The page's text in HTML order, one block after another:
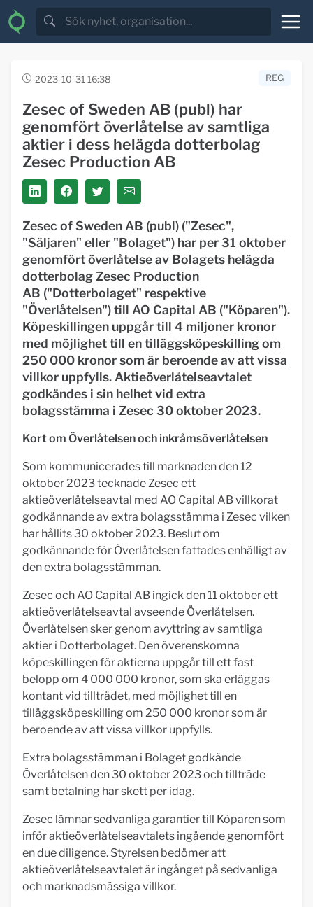
2023-10-31 16:38 REG
Zesec of Sweden AB (publ) har
genomfört överlåtelse av samtliga
aktier i dess helägda dotterbolag
Zesec Production AB
Zesec of Sweden AB (publ) ("Zesec",
"Säljaren" eller "Bolaget") har per 31 oktober
genomfört överlåtelse av Bolagets helägda
dotterbolag Zesec Production
AB ("Dotterbolaget" respektive
"Överlåtelsen") till AO Capital AB ("Köparen").
Köpeskillingen uppgår till 4 miljoner kronor
med möjlighet till en tilläggsköpeskilling om
250 000 kronor som är beroende av att vissa
villkor uppfylls. Aktieöverlåtelseavtalet
godkändes i sin helhet vid extra
bolagsstämma i Zesec 30 oktober 2023.
Kort om Överlåtelsen och inkråmsöverlåtelsen
Som kommunicerades till marknaden den 12
oktober 2023 tecknade Zesec ett
aktieöverlåtelseavtal med AO Capital AB villkorat
godkännande av extra bolagsstämma i Zesec vilken
har hållits 30 oktober 2023. Beslut om
godkännande för Överlåtelsen fattades enhälligt av
den extra bolagsstämman.
Zesec och AO Capital AB ingick den 11 oktober ett
aktieöverlåtelseavtal avseende Överlåtelsen.
Överlåtelsen sker genom avyttring av samtliga
aktier i Dotterbolaget. Den överenskomna
köpeskillingen för aktierna uppgår till ett fast
belopp om 4 000 000 kronor, som ska erläggas
kontant vid tillträdet, med möjlighet till en
tilläggsköpeskilling om 250 000 kronor som är
beroende av att vissa villkor uppfylls.
Extra bolagsstämman i Bolaget godkände
Överlåtelsen den 30 oktober 2023 och tillträde
samt betalning har skett per idag.
Zesec lämnar sedvanliga garantier till Köparen som
inför aktieöverlåtelseavtalets ingående genomfört
en due diligence. Styrelsen bedömer att
aktieöverlåtelseavtalet är ingånget på sedvanliga
och marknadsmässiga villkor.